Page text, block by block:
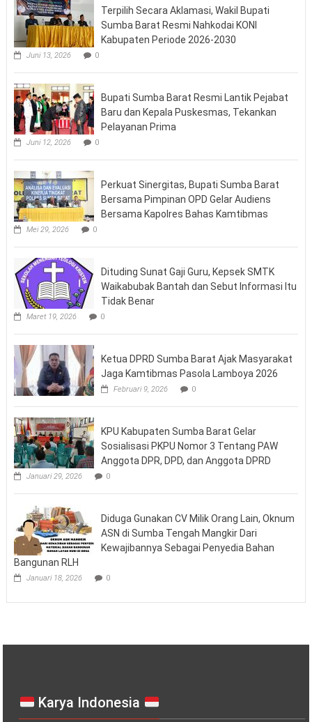
Terpilih Secara Aklamasi, Wakil Bupati
Sumba Barat Resmi Nahkodai KONI
Kabupaten Periode 2026-2030
Juni 13, 2026 0
Bupati Sumba Barat Resmi Lantik Pejabat
Baru dan Kepala Puskesmas, Tekankan
Pelayanan Prima
Juni 12, 2026 0
Perkuat Sinergitas, Bupati Sumba Barat
Bersama Pimpinan OPD Gelar Audiens
Bersama Kapolres Bahas Kamtibmas
Mei 29, 2026 0
Dituding Sunat Gaji Guru, Kepsek SMTK
Waikabubak Bantah dan Sebut Informasi Itu
Tidak Benar
Maret 19, 2026 0
Ketua DPRD Sumba Barat Ajak Masyarakat
Jaga Kamtibmas Pasola Lamboya 2026
Februari 9, 2026 0
KPU Kabupaten Sumba Barat Gelar
Sosialisasi PKPU Nomor 3 Tentang PAW
Anggota DPR, DPD, dan Anggota DPRD
Januari 29, 2026 0
Diduga Gunakan CV Milik Orang Lain, Oknum
ASN di Sumba Tengah Mangkir Dari
Kewajibannya Sebagai Penyedia Bahan
Bangunan RLH
Januari 18, 2026 0
Karya Indonesia